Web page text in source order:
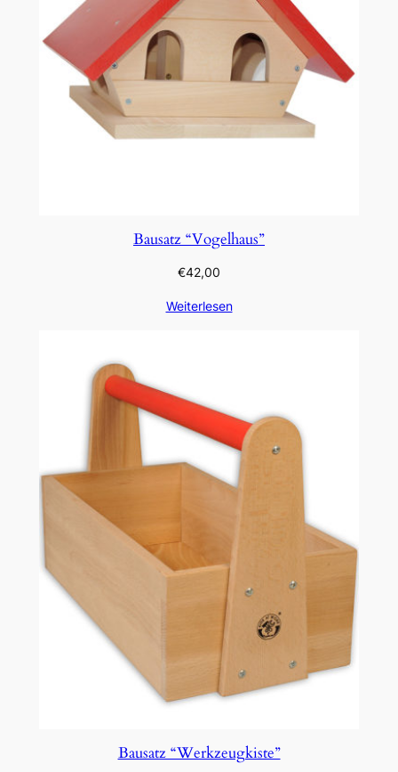
Bausatz “Vogelhaus”
€42,00
Weiterlesen
Bausatz “Werkzeugkiste”